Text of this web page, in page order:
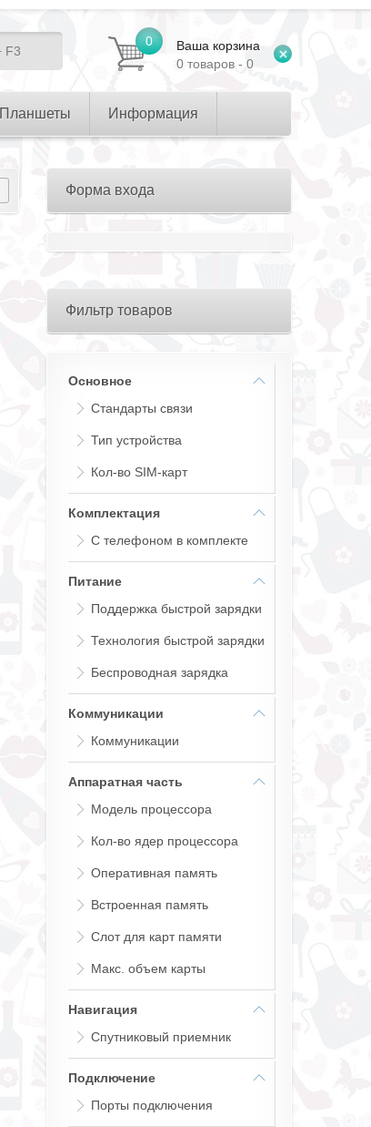
0
Ваша корзина
0 товаров - 0
Планшеты Информация
Форма входа
Фильтр товаров
Основное
Стандарты связи
Тип устройства
Кол-во SIM-карт
Комплектация
С телефоном в комплекте
Питание
Поддержка быстрой зарядки
Технология быстрой зарядки
Беспроводная зарядка
Коммуникации
Коммуникации
Аппаратная часть
Модель процессора
Кол-во ядер процессора
Оперативная память
Встроенная память
Слот для карт памяти
Макс. объем карты
Навигация
Спутниковый приемник
Подключение
Порты подключения